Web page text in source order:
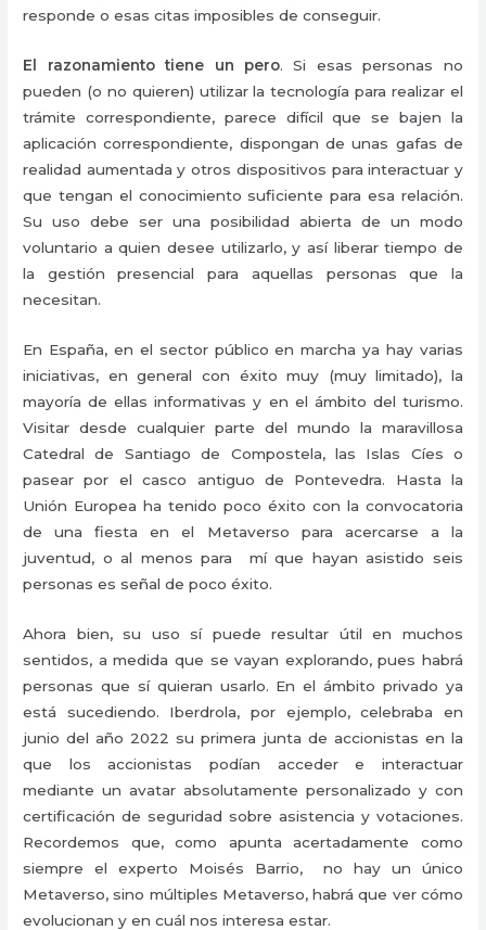
responde o esas citas imposibles de conseguir.
El razonamiento tiene un pero. Si esas personas no
pueden (o no quieren) utilizar la tecnología para realizar el
trámite correspondiente, parece difícil que se bajen la
aplicación correspondiente, dispongan de unas gafas de
realidad aumentada y otros dispositivos para interactuar y
que tengan el conocimiento suficiente para esa relación.
Su uso debe ser una posibilidad abierta de un modo
voluntario a quien desee utilizarlo, y así liberar tiempo de
la gestión presencial para aquellas personas que la
necesitan.
En España, en el sector público en marcha ya hay varias
iniciativas, en general con éxito muy (muy limitado), la
mayoría de ellas informativas y en el ámbito del turismo.
Visitar desde cualquier parte del mundo la maravillosa
Catedral de Santiago de Compostela, las Islas Cíes o
pasear por el casco antiguo de Pontevedra. Hasta la
Unión Europea ha tenido poco éxito con la convocatoria
de una fiesta en el Metaverso para acercarse a la
juventud, o al menos para mí que hayan asistido seis
personas es señal de poco éxito.
Ahora bien, su uso sí puede resultar útil en muchos
sentidos, a medida que se vayan explorando, pues habrá
personas que sí quieran usarlo. En el ámbito privado ya
está sucediendo. Iberdrola, por ejemplo, celebraba en
junio del año 2022 su primera junta de accionistas en la
que los accionistas podían acceder e interactuar
mediante un avatar absolutamente personalizado y con
certificación de seguridad sobre asistencia y votaciones.
Recordemos que, como apunta acertadamente como
siempre el experto Moisés Barrio, no hay un único
Metaverso, sino múltiples Metaverso, habrá que ver cómo
evolucionan y en cuál nos interesa estar.